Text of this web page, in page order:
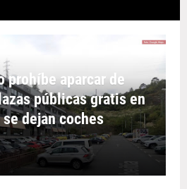
prohíbe aparcar de
públicas gratis en
se dejan coches